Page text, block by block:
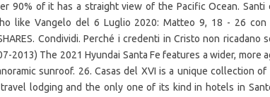
90% of it has a straight view of the Pacific Ocean. Santi
like Vangelo del 6 Luglio 2020: Matteo 9, 18 - 26 con
Condividi. Perché i credenti in Cristo non ricadano
2013) The 2021 Hyundai Santa Fe features a wider, more
sunroof. 26. Casas del XVI is a unique collection
lodging and the only one of its kind in hotels in